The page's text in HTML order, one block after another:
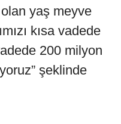
yaş meyve
kısa vadede
200 milyon
şeklinde